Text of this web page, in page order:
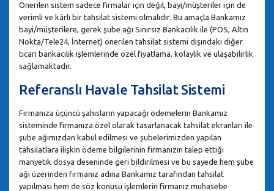
Önerilen sistem sadece firmalar için değil, bayi/müşteriler için de
verimli ve kârlı bir tahsilat sistemi olmalıdır. Bu amaçla Bankamız
bayi/müşterilere, gerek şube ağı Sınırsız Bankacılık ile (POS, Altın
Nokta/Tele24, İnternet) önerilen tahsilat sistemi dışındaki diğer
ticari bankacılık işlemlerinde özel fiyatlama, kolaylık ve ulaşabilirlik
sağlamaktadır.
Referanslı Havale Tahsilat Sistemi
Firmanıza üçüncü şahısların yapacağı ödemelerin Bankamız
sisteminde firmanıza özel olarak tasarlanacak tahsilat ekranları ile
şube ağımızdan kabul edilmesi ve şubelerimizden yapılan
tahsilatlara ilişkin ödeme bilgilerinin firmanızın talep ettiği
manyetik dosya deseninde geri bildirilmesi ve bu sayede hem şube
ağı üzerinden firmanız adına Bankamız tarafından tahsilat
yapılması hem de söz konusu işlemlerin firmanız muhasebe